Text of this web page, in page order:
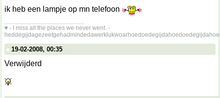
ik heb een lampje op mn telefoon
♥ - I miss all the places we never went. -
19-02-2008, 00:35
Verwijderd